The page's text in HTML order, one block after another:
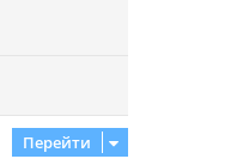
Перейти